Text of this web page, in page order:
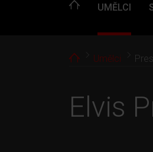
UMĚLCI
HomeUmělci
Elvis